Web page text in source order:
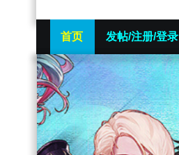
首页 发帖/注册/登录